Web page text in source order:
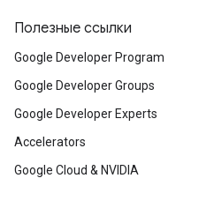
Полезные ссылки
Google Developer Program
Google Developer Groups
Google Developer Experts
Accelerators
Google Cloud & NVIDIA